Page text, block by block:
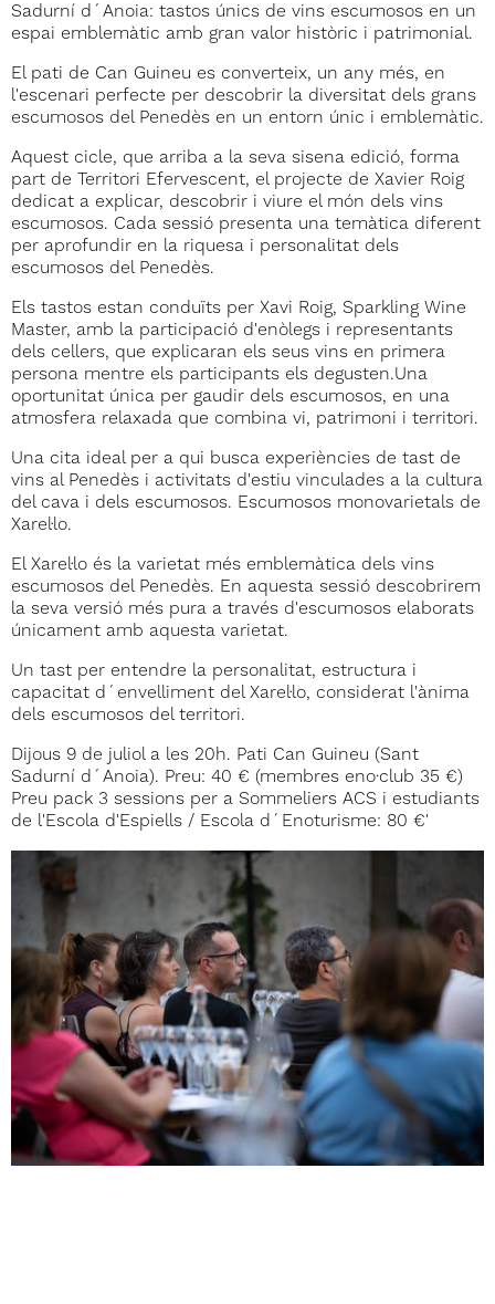
Sadurní d´Anoia: tastos únics de vins escumosos en un
espai emblemàtic amb gran valor històric i patrimonial.
El pati de Can Guineu es converteix, un any més, en
l'escenari perfecte per descobrir la diversitat dels grans
escumosos del Penedès en un entorn únic i emblemàtic.
Aquest cicle, que arriba a la seva sisena edició, forma
part de Territori Efervescent, el projecte de Xavier Roig
dedicat a explicar, descobrir i viure el món dels vins
escumosos. Cada sessió presenta una temàtica diferent
per aprofundir en la riquesa i personalitat dels
escumosos del Penedès.
Els tastos estan conduïts per Xavi Roig, Sparkling Wine
Master, amb la participació d'enòlegs i representants
dels cellers, que explicaran els seus vins en primera
persona mentre els participants els degusten.Una
oportunitat única per gaudir dels escumosos, en una
atmosfera relaxada que combina vi, patrimoni i territori.
Una cita ideal per a qui busca experiències de tast de
vins al Penedès i activitats d'estiu vinculades a la cultura
del cava i dels escumosos. Escumosos monovarietals de
Xarel·lo.
El Xarel·lo és la varietat més emblemàtica dels vins
escumosos del Penedès. En aquesta sessió descobrirem
la seva versió més pura a través d'escumosos elaborats
únicament amb aquesta varietat.
Un tast per entendre la personalitat, estructura i
capacitat d´envelliment del Xarel·lo, considerat l'ànima
dels escumosos del territori.
Dijous 9 de juliol a les 20h. Pati Can Guineu (Sant
Sadurní d´Anoia). Preu: 40 € (membres eno·club 35 €)
Preu pack 3 sessions per a Sommeliers ACS i estudiants
de l'Escola d'Espiells / Escola d´Enoturisme: 80 €'